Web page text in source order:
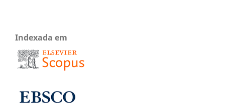
Indexada em